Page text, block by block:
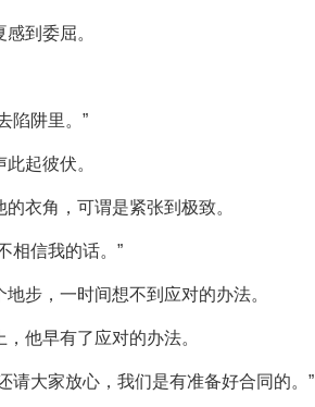
到委屈。
陷阱里。”
起彼伏。
衣角，可谓是紧张到极致。
相信我的话。”
步，一时间想不到应对的办法。
他早有了应对的办法。
请大家放心，我们是有准备好合同的。”